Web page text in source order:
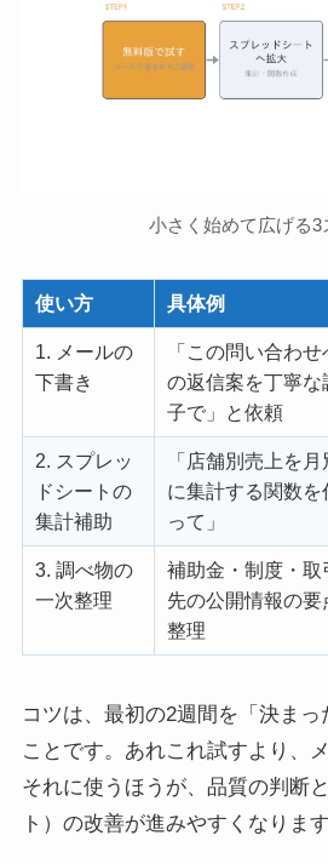
小さく始めて広げる3
使い方 具体例
1. メールの
下書き
「この問い合わせ
の返信案を丁寧な
子で」と依頼
2. スプレッ
ドシートの
集計補助
「店舗別売上を月
に集計する関数を
って」
3. 調べ物の
一次整理
補助金・制度・取
先の公開情報の要
整理
コツは、最初の2週間を「決まっ
ことです。あれこれ試すより、
それに使うほうが、品質の判断
ト）の改善が進みやすくなります